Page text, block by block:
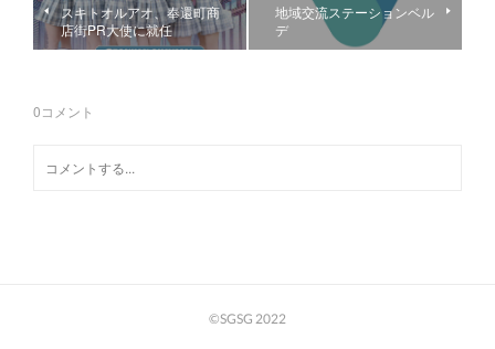
スキトオルアオ、奉還町商
店街PR大使に就任
地域交流ステーションベル
デ
0コメント
©SGSG 2022